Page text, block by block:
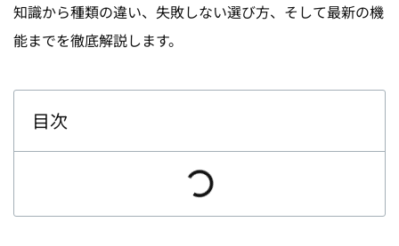
知識から種類の違い、失敗しない選び方、そして最新の機
能までを徹底解説します。
目次